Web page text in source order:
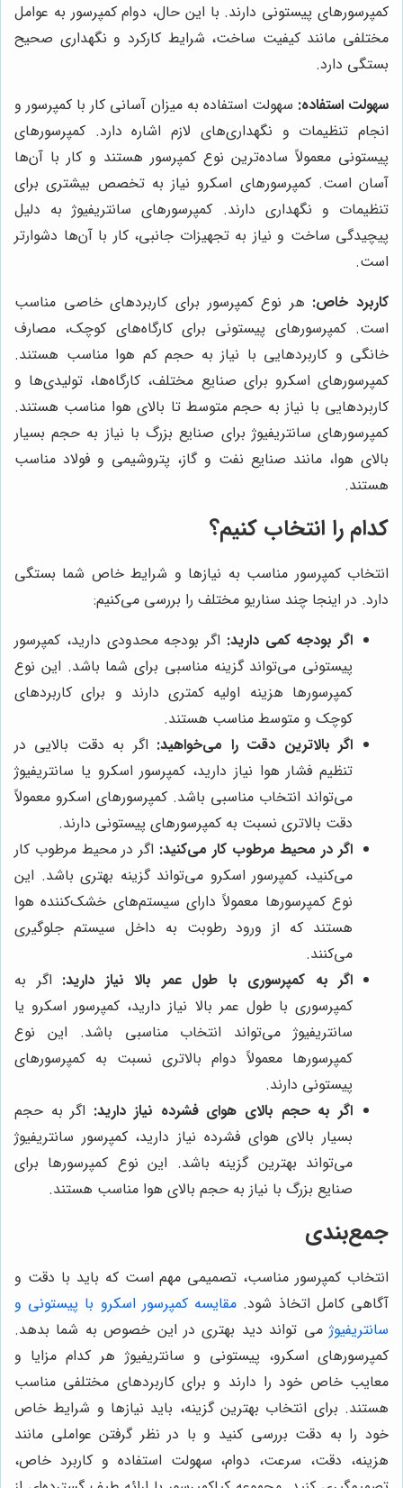
کمپرسورهای پیستونی دارند. با این حال، دوام کمپرسور به عوامل
مختلفی مانند کیفیت ساخت، شرایط کارکرد و نگهداری صحیح
بستگی دارد.
سهولت استفاده: سهولت استفاده به میزان آسانی کار با کمپرسور و
انجام تنظیمات و نگهداری‌های لازم اشاره دارد. کمپرسورهای
پیستونی معمولاً ساده‌ترین نوع کمپرسور هستند و کار با آن‌ها
آسان است. کمپرسورهای اسکرو نیاز به تخصص بیشتری برای
تنظیمات و نگهداری دارند. کمپرسورهای سانتریفیوژ به دلیل
پیچیدگی ساخت و نیاز به تجهیزات جانبی، کار با آن‌ها دشوارتر
است.
کاربرد خاص: هر نوع کمپرسور برای کاربردهای خاصی مناسب
است. کمپرسورهای پیستونی برای کارگاه‌های کوچک، مصارف
خانگی و کاربردهایی با نیاز به حجم کم هوا مناسب هستند.
کمپرسورهای اسکرو برای صنایع مختلف، کارگاه‌ها، تولیدی‌ها و
کاربردهایی با نیاز به حجم متوسط تا بالای هوا مناسب هستند.
کمپرسورهای سانتریفیوژ برای صنایع بزرگ با نیاز به حجم بسیار
بالای هوا، مانند صنایع نفت و گاز، پتروشیمی و فولاد مناسب
هستند.
کدام را انتخاب کنیم؟
انتخاب کمپرسور مناسب به نیازها و شرایط خاص شما بستگی
دارد. در اینجا چند سناریو مختلف را بررسی می‌کنیم:
اگر بودجه کمی دارید: اگر بودجه محدودی دارید، کمپرسور
پیستونی می‌تواند گزینه مناسبی برای شما باشد. این نوع
کمپرسورها هزینه اولیه کمتری دارند و برای کاربردهای
کوچک و متوسط مناسب هستند.
اگر بالاترین دقت را می‌خواهید: اگر به دقت بالایی در
تنظیم فشار هوا نیاز دارید، کمپرسور اسکرو یا سانتریفیوژ
می‌تواند انتخاب مناسبی باشد. کمپرسورهای اسکرو معمولاً
دقت بالاتری نسبت به کمپرسورهای پیستونی دارند.
اگر در محیط مرطوب کار می‌کنید: اگر در محیط مرطوب کار
می‌کنید، کمپرسور اسکرو می‌تواند گزینه بهتری باشد. این
نوع کمپرسورها معمولاً دارای سیستم‌های خشک‌کننده هوا
هستند که از ورود رطوبت به داخل سیستم جلوگیری
می‌کنند.
اگر به کمپرسوری با طول عمر بالا نیاز دارید: اگر به
کمپرسوری با طول عمر بالا نیاز دارید، کمپرسور اسکرو یا
سانتریفیوژ می‌تواند انتخاب مناسبی باشد. این نوع
کمپرسورها معمولاً دوام بالاتری نسبت به کمپرسورهای
پیستونی دارند.
اگر به حجم بالای هوای فشرده نیاز دارید: اگر به حجم
بسیار بالای هوای فشرده نیاز دارید، کمپرسور سانتریفیوژ
می‌تواند بهترین گزینه باشد. این نوع کمپرسورها برای
صنایع بزرگ با نیاز به حجم بالای هوا مناسب هستند.
جمع‌بندی
انتخاب کمپرسور مناسب، تصمیمی مهم است که باید با دقت و
آگاهی کامل اتخاذ شود. مقایسه کمپرسور اسکرو با پیستونی و
سانتریفیوژ می تواند دید بهتری در این خصوص به شما بدهد.
کمپرسورهای اسکرو، پیستونی و سانتریفیوژ هر کدام مزایا و
معایب خاص خود را دارند و برای کاربردهای مختلفی مناسب
هستند. برای انتخاب بهترین گزینه، باید نیازها و شرایط خاص
خود را به دقت بررسی کنید و با در نظر گرفتن عواملی مانند
هزینه، دقت، سرعت، دوام، سهولت استفاده و کاربرد خاص،